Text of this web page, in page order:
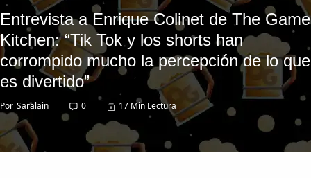
Entrevista a Enrique Colinet de The Game
Kitchen: “Tik Tok y los shorts han
corrompido mucho la percepción de lo que
es divertido”
Por Saralain 0 17 Min Lectura